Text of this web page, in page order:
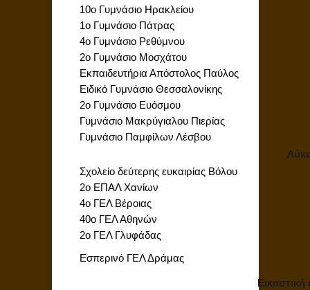
10ο Γυμνάσιο Ηρακλείου
1ο Γυμνάσιο Πάτρας
4ο Γυμνάσιο Ρεθύμνου
2ο Γυμνάσιο Μοσχάτου
Εκπαιδευτήρια Απόστολος Παύλος
Ειδικό Γυμνάσιο Θεσσαλονίκης
2ο Γυμνάσιο Ευόσμου
Γυμνάσιο Μακρύγιαλου Πιερίας
Γυμνάσιο Παμφίλων Λέσβου
Σχολείο δεύτερης ευκαιρίας Βόλου
2ο ΕΠΑΛ Χανίων
4ο ΓΕΛ Βέροιας
40ο ΓΕΛ Αθηνών
2ο ΓΕΛ Γλυφάδας
Εσπερινό ΓΕΛ Δράμας